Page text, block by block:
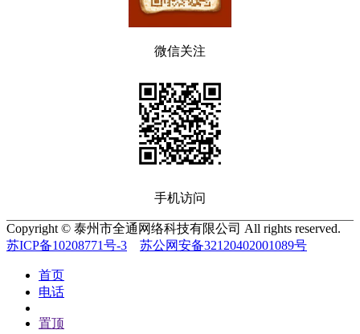
微信关注
手机访问
Copyright © 泰州市全通网络科技有限公司 All rights reserved.
苏ICP备10208771号-3
苏公网安备32120402001089号
首页
电话
置顶